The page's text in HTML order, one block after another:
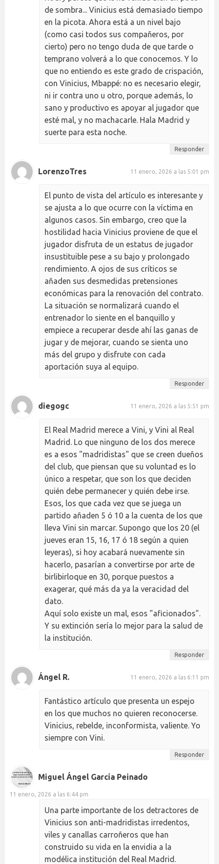
de sombra... Vinicius está demasiado tiempo
en la picota. Ahora está a un nivel bajo
(como casi todos sus compañeros, por
cierto) pero no tengo duda de que tarde o
temprano volverá a lo que conocemos. Y lo
que no entiendo es este grado de crispación,
con Vinicius, Mbappé: no es necesario elegir,
ni ir contra uno u otro, porque además, lo
sano y productivo es apoyar al jugador que
esté mal, y no machacarle. Hala Madrid y
suerte para esta noche.
Responder
LorenzoTres 11 enero, 2026 a las 5:01 pm
El punto de vista del artículo es interesante y
se ajusta a lo que ocurre con la víctima en
algunos casos. Sin embargo, creo que la
hostilidad hacia Vinicius proviene de que el
jugador disfruta de un estatus de jugador
insustituible pese a su bajo y prolongado
rendimiento. A ojos de sus críticos se
añaden sus desmedidas pretensiones
económicas para la renovación del contrato.
La situación se normalizará cuando el
entrenador lo siente en el banquillo y
empiece a recuperar desde ahí las ganas de
jugar y de mejorar, cuando se sienta uno
más del grupo y disfrute con cada
aportación suya al equipo.
Responder
diegogc 11 enero, 2026 a las 5:51 pm
El Real Madrid merece a Vini, y Vini al Real
Madrid. Lo que ninguno de los dos merece
es a esos "madridistas" que se creen dueños
del club, que piensan que su voluntad es lo
único a respetar, que son los que deciden
quién debe permanecer y quién debe irse.
Esos, los que cada vez que se juega un
partido añaden 5 ó 10 a la cuenta de los que
lleva Vini sin marcar. Supongo que los 20 (el
jueves eran 15, 16, 17 ó 18 según a quien
leyeras), si hoy acabará nuevamente sin
hacerlo, pasarían a convertirse por arte de
birlibirloque en 30, porque puestos a
exagerar, qué más da ya la veracidad del
dato.
Aquí solo existe un mal, esos "aficionados".
Y su extinción sería lo mejor para la salud de
la institución.
Responder
Ángel R. 11 enero, 2026 a las 6:11 pm
Fantástico artículo que presenta un espejo
en los que muchos no quieren reconocerse.
Vinicius, rebelde, inconformista, valiente. Yo
siempre con Vini.
Responder
Miguel Ángel García Peinado
11 enero, 2026 a las 6:44 pm
Una parte importante de los detractores de
Vinicius son anti-madridistas irredentos,
viles y canallas carroñeros que han
construido su vida en la envidia a la
modélica institución del Real Madrid.